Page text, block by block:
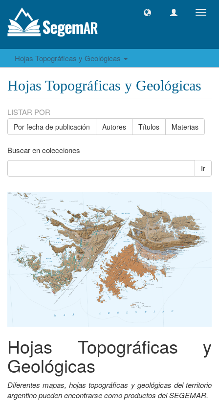
Hojas Topográficas y Geológicas
Hojas Topográficas y Geológicas
LISTAR POR
Por fecha de publicación Autores Títulos Materias
Buscar en colecciones
Ir
Hojas Topográficas y
Geológicas
Diferentes mapas, hojas topográficas y geológicas del territorio
argentino pueden encontrarse como productos del SEGEMAR.